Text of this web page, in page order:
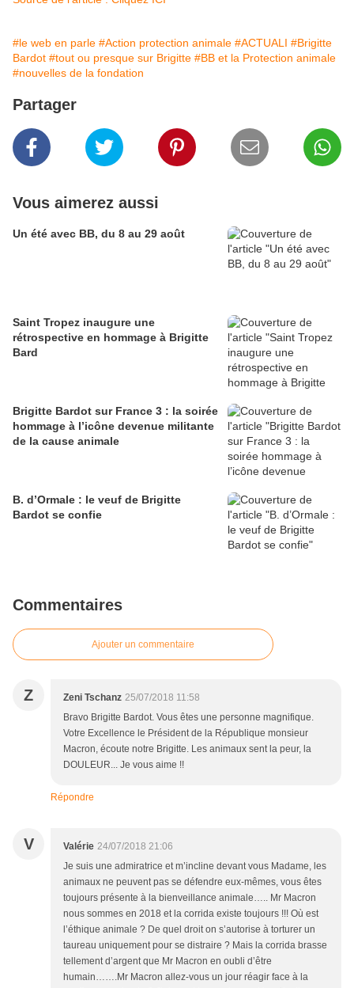
#le web en parle #Action protection animale #ACTUALI #Brigitte
Bardot #tout ou presque sur Brigitte #BB et la Protection animale
#nouvelles de la fondation
Partager
Vous aimerez aussi
Un été avec BB, du 8 au 29 août
Saint Tropez inaugure une
rétrospective en hommage à Brigitte
Bard
Brigitte Bardot sur France 3 : la soirée
hommage à l’icône devenue militante
de la cause animale
B. d’Ormale : le veuf de Brigitte
Bardot se confie
Commentaires
Ajouter un commentaire
Z Zeni Tschanz 25/07/2018 11:58
Bravo Brigitte Bardot. Vous êtes une personne magnifique.
Votre Excellence le Président de la République monsieur
Macron, écoute notre Brigitte. Les animaux sent la peur, la
DOULEUR... Je vous aime !!
Répondre
V Valérie 24/07/2018 21:06
Je suis une admiratrice et m’incline devant vous Madame, les
animaux ne peuvent pas se défendre eux-mêmes, vous êtes
toujours présente à la bienveillance animale….. Mr Macron
nous sommes en 2018 et la corrida existe toujours !!! Où est
l’éthique animale ? De quel droit on s’autorise à torturer un
taureau uniquement pour se distraire ? Mais la corrida brasse
tellement d’argent que Mr Macron en oubli d’être
humain…….Mr Macron allez-vous un jour réagir face à la